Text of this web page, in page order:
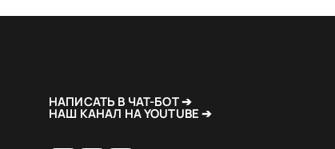
НАПИСАТЬ В ЧАТ-БОТ ➔
НАШ КАНАЛ НА YOUTUBE ➔